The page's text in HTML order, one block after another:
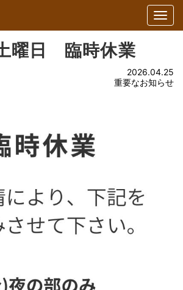
曜日 臨時休業
2026.04.25
重要なお知らせ